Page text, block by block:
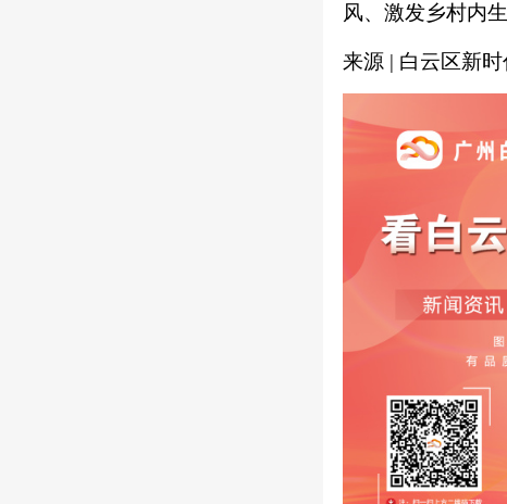
风、激发乡村内
来源 | 白云区新